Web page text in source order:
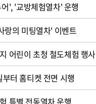
', '교방체험열차' 운행
랑의 미팅열차' 이벤트
어린이 초청 철도체험 행사
터 홈티켓 전면 시행
특별 전동열차 운행